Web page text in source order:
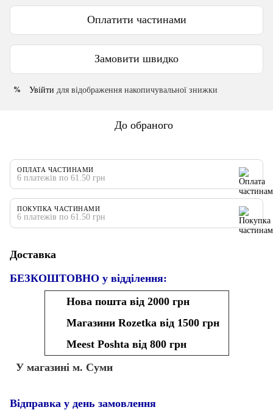
Оплатити частинами
Замовити швидко
% Увійти для відображення накопичувальної знижки
До обраного
ОПЛАТА ЧАСТИНАМИ
6 платежів по 61.50 грн
ПОКУПКА ЧАСТИНАМИ
6 платежів по 61.50 грн
Доставка
БЕЗКОШТОВНО у відділення:
Нова пошта від 2000 грн
Магазини Rozetka від 1500 грн
Meest Poshta від 800 грн
У магазині м. Суми
Відправка у день замовлення